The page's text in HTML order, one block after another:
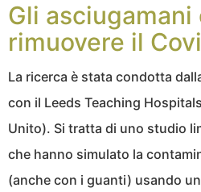
Gli
rimuovere il
La ricerca è stata condotta
con il Leeds Teaching
Unito). Si tratta di uno studio
che hanno simulato la
(anche con i guanti) usando